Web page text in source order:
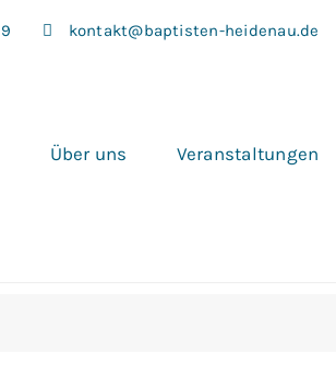
kontakt@baptisten-heidenau.de
Über uns Veranstaltungen